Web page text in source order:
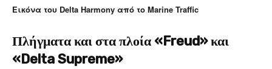
Εικόνα του Delta Harmony από το Marine Traffic
Πλήγματα και στα πλοία «Freud» και
«Delta Supreme»